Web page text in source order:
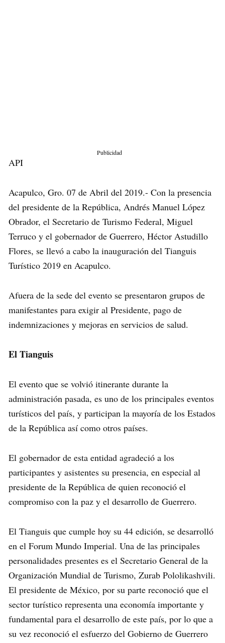
Publicidad
API
Acapulco, Gro. 07 de Abril del 2019.- Con la presencia
del presidente de la República, Andrés Manuel López
Obrador, el Secretario de Turismo Federal, Miguel
Terruco y el gobernador de Guerrero, Héctor Astudillo
Flores, se llevó a cabo la inauguración del Tianguis
Turístico 2019 en Acapulco.
Afuera de la sede del evento se presentaron grupos de
manifestantes para exigir al Presidente, pago de
indemnizaciones y mejoras en servicios de salud.
El Tianguis
El evento que se volvió itinerante durante la
administración pasada, es uno de los principales eventos
turísticos del país, y participan la mayoría de los Estados
de la República así como otros países.
El gobernador de esta entidad agradeció a los
participantes y asistentes su presencia, en especial al
presidente de la República de quien reconoció el
compromiso con la paz y el desarrollo de Guerrero.
El Tianguis que cumple hoy su 44 edición, se desarrolló
en el Forum Mundo Imperial. Una de las principales
personalidades presentes es el Secretario General de la
Organización Mundial de Turismo, Zurab Pololikashvili.
El presidente de México, por su parte reconoció que el
sector turístico representa una economía importante y
fundamental para el desarrollo de este país, por lo que a
su vez reconoció el esfuerzo del Gobierno de Guerrero